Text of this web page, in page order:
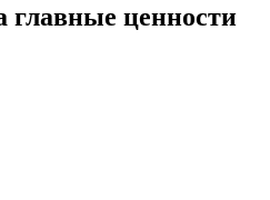
главные ценности